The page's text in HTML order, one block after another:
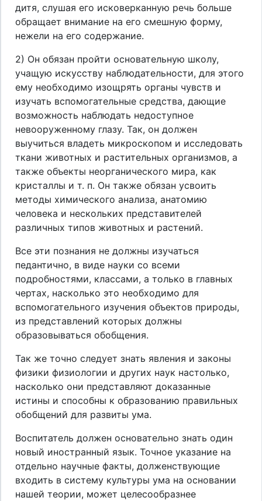
дитя, слушая его исковерканную речь больше
обращает внимание на его смешную форму,
нежели на его содержание.
2) Он обязан пройти основательную школу,
учащую искусству наблюдательности, для этого
ему необходимо изощрять органы чувств и
изучать вспомогательные средства, дающие
возможность наблюдать недоступное
невооруженному глазу. Так, он должен
выучиться владеть микроскопом и исследовать
ткани животных и растительных организмов, а
также объекты неорганического мира, как
кристаллы и т. п. Он также обязан усвоить
методы химического анализа, анатомию
человека и нескольких представителей
различных типов животных и растений.
Все эти познания не должны изучаться
педантично, в виде науки со всеми
подробностями, классами, а только в главных
чертах, насколько это необходимо для
вспомогательного изучения объектов природы,
из представлений которых должны
образовываться обобщения.
Так же точно следует знать явления и законы
физики физиологии и других наук настолько,
насколько они представляют доказанные
истины и способны к образованию правильных
обобщений для развиты ума.
Воспитатель должен основательно знать один
новый иностранный язык. Точное указание на
отдельно научные факты, долженствующие
входить в систему культуры ума на основании
нашей теории, может целесообразнее